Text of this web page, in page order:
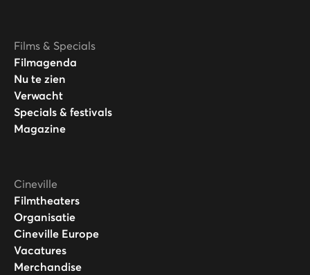
Films & Specials
Filmagenda
Nu te zien
Verwacht
Specials & festivals
Magazine
Cineville
Filmtheaters
Organisatie
Cineville Europe
Vacatures
Merchandise